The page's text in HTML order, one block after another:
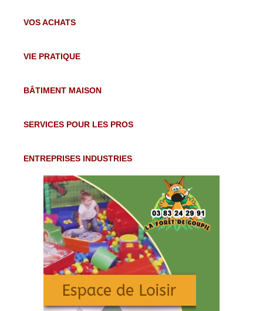
VOS ACHATS
VIE PRATIQUE
BÂTIMENT MAISON
SERVICES POUR LES PROS
ENTREPRISES INDUSTRIES